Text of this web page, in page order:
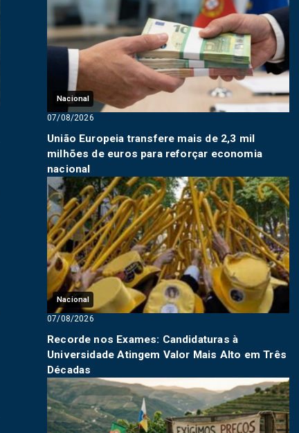
Nacional
07/08/2026
União Europeia transfere mais de 2,3 mil
milhões de euros para reforçar economia
nacional
Nacional
07/08/2026
Recorde nos Exames: Candidaturas à
Universidade Atingem Valor Mais Alto em Três
Décadas